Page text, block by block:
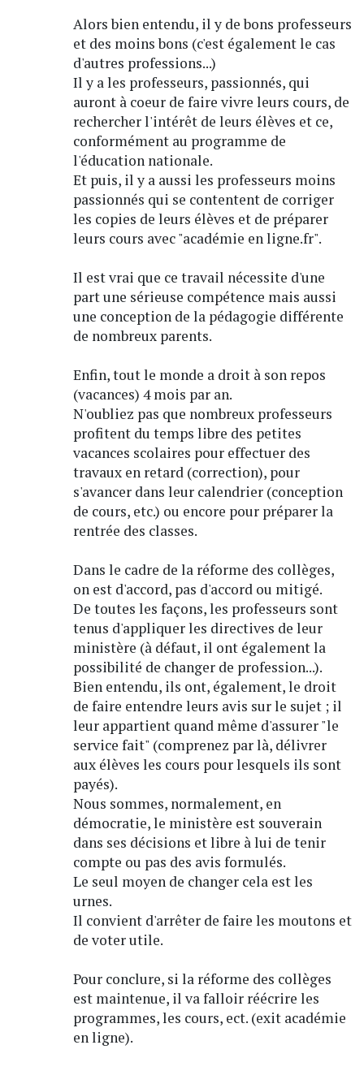
Alors bien entendu, il y de bons professeurs
et des moins bons (c'est également le cas
d'autres professions...)
Il y a les professeurs, passionnés, qui
auront à coeur de faire vivre leurs cours, de
rechercher l'intérêt de leurs élèves et ce,
conformément au programme de
l'éducation nationale.
Et puis, il y a aussi les professeurs moins
passionnés qui se contentent de corriger
les copies de leurs élèves et de préparer
leurs cours avec "académie en ligne.fr".
Il est vrai que ce travail nécessite d'une
part une sérieuse compétence mais aussi
une conception de la pédagogie différente
de nombreux parents.
Enfin, tout le monde a droit à son repos
(vacances) 4 mois par an.
N'oubliez pas que nombreux professeurs
profitent du temps libre des petites
vacances scolaires pour effectuer des
travaux en retard (correction), pour
s'avancer dans leur calendrier (conception
de cours, etc.) ou encore pour préparer la
rentrée des classes.
Dans le cadre de la réforme des collèges,
on est d'accord, pas d'accord ou mitigé.
De toutes les façons, les professeurs sont
tenus d'appliquer les directives de leur
ministère (à défaut, il ont également la
possibilité de changer de profession...).
Bien entendu, ils ont, également, le droit
de faire entendre leurs avis sur le sujet ; il
leur appartient quand même d'assurer "le
service fait" (comprenez par là, délivrer
aux élèves les cours pour lesquels ils sont
payés).
Nous sommes, normalement, en
démocratie, le ministère est souverain
dans ses décisions et libre à lui de tenir
compte ou pas des avis formulés.
Le seul moyen de changer cela est les
urnes.
Il convient d'arrêter de faire les moutons et
de voter utile.
Pour conclure, si la réforme des collèges
est maintenue, il va falloir réécrire les
programmes, les cours, ect. (exit académie
en ligne).